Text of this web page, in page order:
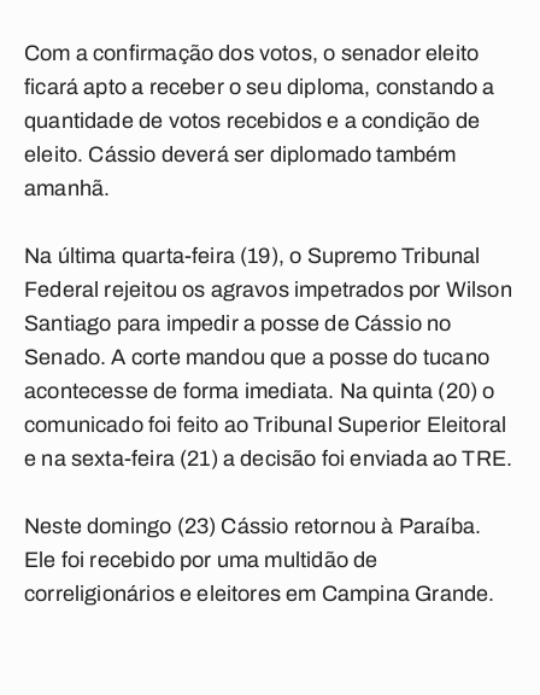
Com a confirmação dos votos, o senador eleito
ficará apto a receber o seu diploma, constando a
quantidade de votos recebidos e a condição de
eleito. Cássio deverá ser diplomado também
amanhã.
Na última quarta-feira (19), o Supremo Tribunal
Federal rejeitou os agravos impetrados por Wilson
Santiago para impedir a posse de Cássio no
Senado. A corte mandou que a posse do tucano
acontecesse de forma imediata. Na quinta (20) o
comunicado foi feito ao Tribunal Superior Eleitoral
e na sexta-feira (21) a decisão foi enviada ao TRE.
Neste domingo (23) Cássio retornou à Paraíba.
Ele foi recebido por uma multidão de
correligionários e eleitores em Campina Grande.